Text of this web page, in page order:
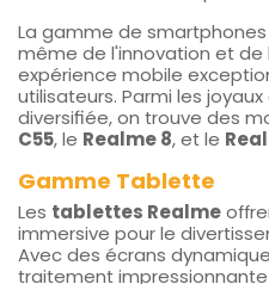
La gamme de
même de l'innovation et
expérience mobile
utilisateurs. Parmi les
diversifiée, on trouve des
C55, le Realme 8, et le
Gamme Tablette
Les tablettes Realme
immersive pour le
Avec des écrans
traitement